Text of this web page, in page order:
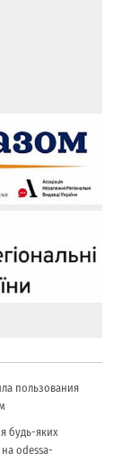
пользования
будь-яких
odessa-